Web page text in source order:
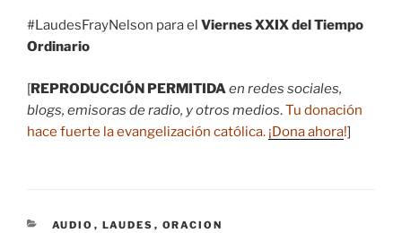
#LaudesFrayNelson para el Viernes XXIX del Tiempo
Ordinario
[REPRODUCCIÓN PERMITIDAen redes sociales,
blogs, emisoras de radio, y otros medios.Tu donación
hace fuerte la evangelización católica. ¡Dona ahora!]
CATEGORÍAS
AUDIO , LAUDES , ORACION